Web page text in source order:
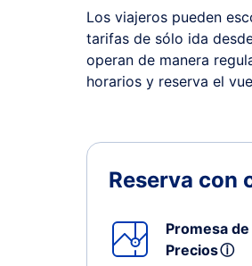
Los viajeros pueden
tarifas de sólo ida
operan de manera
horarios y reserva el
Reserva con
Promesa
Preciosⓘ